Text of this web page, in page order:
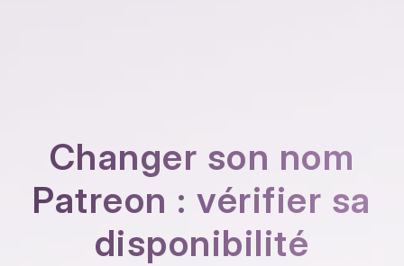
Changer son nom
Patreon : vérifier sa
disponibilité